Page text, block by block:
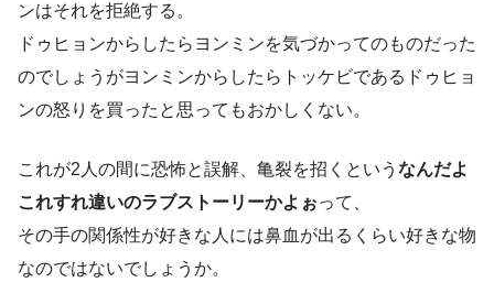
ンはそれを拒絶する。
ドゥヒョンからしたらヨンミンを気づかってのものだった
のでしょうがヨンミンからしたらトッケビであるドゥヒョ
ンの怒りを買ったと思ってもおかしくない。
これが2人の間に恐怖と誤解、亀裂を招くという なんだよ
これすれ違いのラブストーリーかよぉって、
その手の関係性が好きな人には鼻血が出るくらい好きな物
なのではないでしょうか。